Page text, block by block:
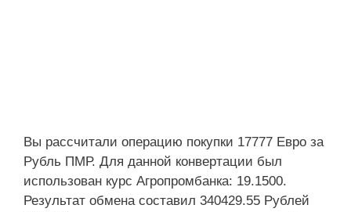
Вы рассчитали операцию покупки 17777 Евро за
Рубль ПМР. Для данной конвертации был
использован курс Агропромбанка: 19.1500.
Результат обмена составил 340429.55 Рублей